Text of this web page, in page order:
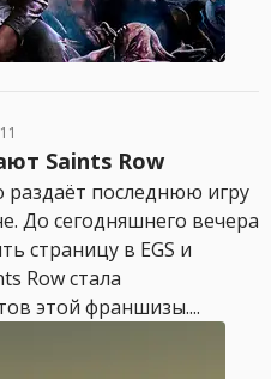
11
Saints Row
раздаёт последнюю игру
До сегодняшнего вечера
страницу в EGS и
Row стала
этой франшизы....